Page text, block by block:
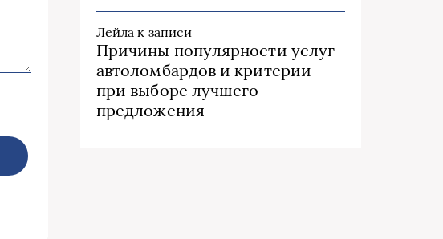
Лейла к записи
Причины популярности услуг
автоломбардов и критерии
при выборе лучшего
предложения